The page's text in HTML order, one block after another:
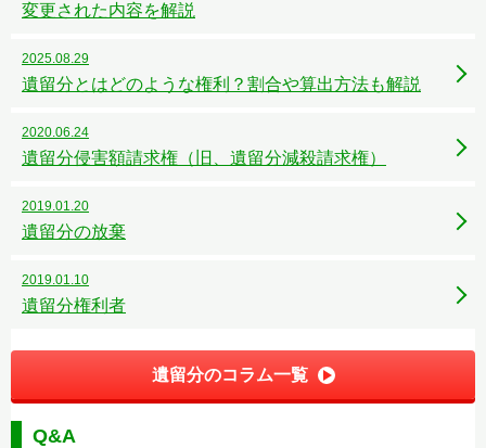
変更された内容を解説
2025.08.29
遺留分とはどのような権利？割合や算出方法も解説
2020.06.24
遺留分侵害額請求権（旧、遺留分減殺請求権）
2019.01.20
遺留分の放棄
2019.01.10
遺留分権利者
遺留分のコラム一覧
Q&A